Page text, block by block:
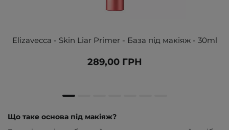
Elizavecca - Skin Liar Primer - База під макіяж - 30ml
289,00 ГРН
Що таке основа під макіяж?